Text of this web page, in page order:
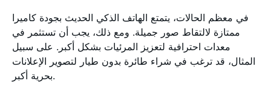
في معظم الحالات، يتمتع الهاتف الذكي الحديث بجودة كاميرا
ممتازة لالتقاط صور جميلة. ومع ذلك، يجب أن تستثمر في
معدات احترافية لتعزيز المرئيات بشكل أكبر. على سبيل
المثال، قد ترغب في شراء طائرة بدون طيار لتصوير الإعلانات
بحرية أكبر.